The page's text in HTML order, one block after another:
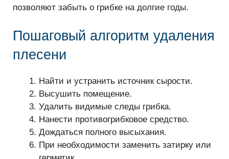
позволяют забыть о грибке на долгие годы.
Пошаговый алгоритм удаления
плесени
Найти и устранить источник сырости.
Высушить помещение.
Удалить видимые следы грибка.
Нанести противогрибковое средство.
Дождаться полного высыхания.
При необходимости заменить затирку или